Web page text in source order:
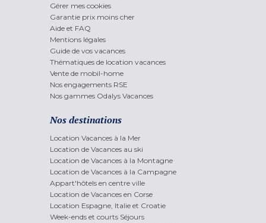
Gérer mes cookies
Garantie prix moins cher
Aide et FAQ
Mentions légales
Guide de vos vacances
Thématiques de location vacances
Vente de mobil-home
Nos engagements RSE
Nos gammes Odalys Vacances
Nos destinations
Location Vacances à la Mer
Location de Vacances au ski
Location de Vacances à la Montagne
Location de Vacances à la Campagne
Appart'hôtels en centre ville
Location de Vacances en Corse
Location Espagne, Italie et Croatie
Week-ends et courts Séjours